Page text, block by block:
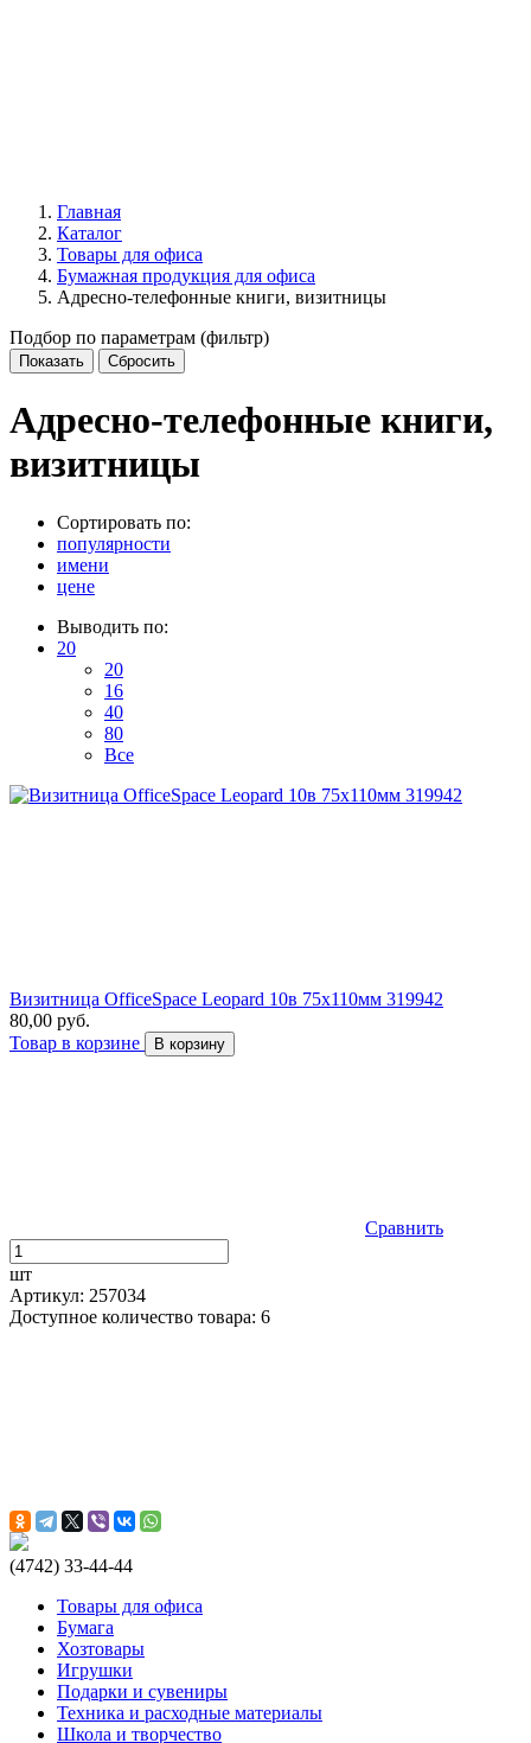
Главная
Каталог
Товары для офиса
Бумажная продукция для офиса
Адресно-телефонные книги, визитницы
Подбор по параметрам (фильтр)
Адресно-телефонные книги,
визитницы
Сортировать по:
популярности
имени
цене
Выводить по:
20
20
16
40
80
Все
Визитница OfficeSpace Leopard 10в 75х110мм 319942
80,00 руб.
Товар в корзине
В корзину
Сравнить
шт
Артикул: 257034
Доступное количество товара: 6
(4742) 33-44-44
Товары для офиса
Бумага
Хозтовары
Игрушки
Подарки и сувениры
Техника и расходные материалы
Школа и творчество